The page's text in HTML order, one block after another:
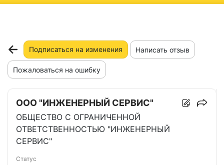
Подписаться на изменения Написать отзыв
Пожаловаться на ошибку
ООО "ИНЖЕНЕРНЫЙ СЕРВИС"
ОБЩЕСТВО С ОГРАНИЧЕННОЙ
ОТВЕТСТВЕННОСТЬЮ "ИНЖЕНЕРНЫЙ
СЕРВИС"
Статус